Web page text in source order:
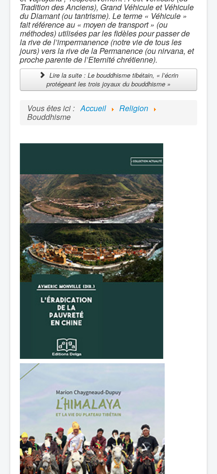
Tradition des Anciens), Grand Véhicule et Véhicule
du Diamant (ou tantrisme). Le terme « Véhicule »
fait référence au « moyen de transport » (ou
méthodes) utilisées par les fidèles pour passer de
la rive de l’impermanence (notre vie de tous les
jours) vers la rive de la Permanence (ou nirvana, et
proche parente de l’Eternité chrétienne).
Lire la suite : Le bouddhisme tibétain, « l’écrin
protégeant les trois joyaux du bouddhisme »
Vous êtes ici : Accueil Religion
Bouddhisme